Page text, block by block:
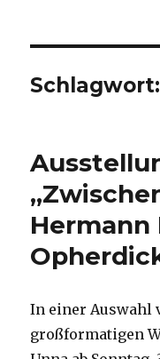
Schlagwort:
Hermann
In einer Auswahl
großformatigen